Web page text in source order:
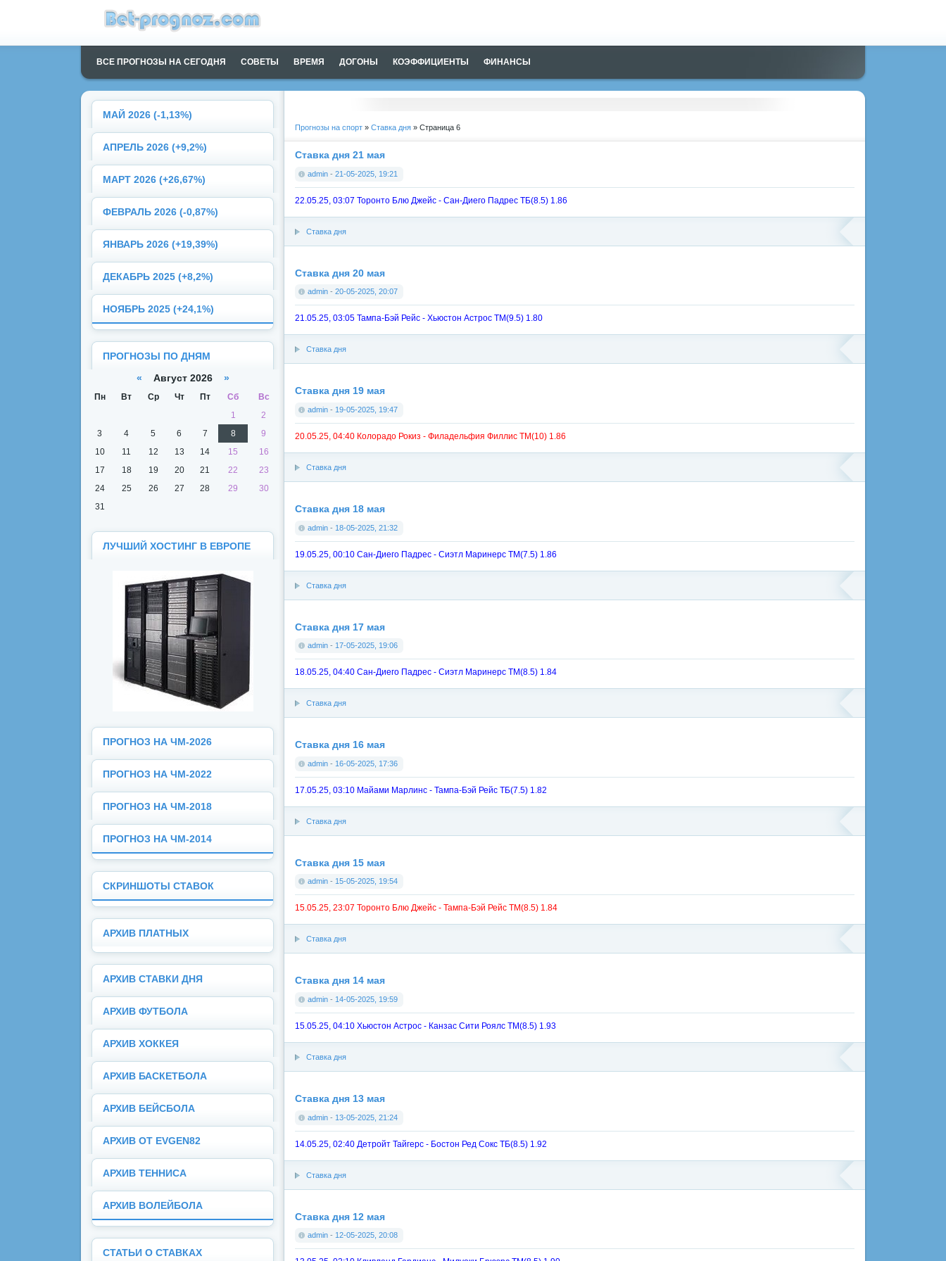
ВСЕ ПРОГНОЗЫ НА СЕГОДНЯ СОВЕТЫ ВРЕМЯ ДОГОНЫ КОЭФФИЦИЕНТЫ ФИНАНСЫ
Прогнозы на спорт » Ставка дня » Страница 6
Ставка дня 21 мая
admin - 21-05-2025, 19:21
22.05.25, 03:07 Торонто Блю Джейс - Сан-Диего Падрес ТБ(8.5) 1.86
Ставка дня
Ставка дня 20 мая
admin - 20-05-2025, 20:07
21.05.25, 03:05 Тампа-Бэй Рейс - Хьюстон Астрос ТМ(9.5) 1.80
Ставка дня
Ставка дня 19 мая
admin - 19-05-2025, 19:47
20.05.25, 04:40 Колорадо Рокиз - Филадельфия Филлис ТМ(10) 1.86
Ставка дня
Ставка дня 18 мая
admin - 18-05-2025, 21:32
19.05.25, 00:10 Сан-Диего Падрес - Сиэтл Маринерс ТМ(7.5) 1.86
Ставка дня
Ставка дня 17 мая
admin - 17-05-2025, 19:06
18.05.25, 04:40 Сан-Диего Падрес - Сиэтл Маринерс ТМ(8.5) 1.84
Ставка дня
Ставка дня 16 мая
admin - 16-05-2025, 17:36
17.05.25, 03:10 Майами Марлинс - Тампа-Бэй Рейс ТБ(7.5) 1.82
Ставка дня
Ставка дня 15 мая
admin - 15-05-2025, 19:54
15.05.25, 23:07 Торонто Блю Джейс - Тампа-Бэй Рейс ТМ(8.5) 1.84
Ставка дня
Ставка дня 14 мая
admin - 14-05-2025, 19:59
15.05.25, 04:10 Хьюстон Астрос - Канзас Сити Роялс ТМ(8.5) 1.93
Ставка дня
Ставка дня 13 мая
admin - 13-05-2025, 21:24
14.05.25, 02:40 Детройт Тайгерс - Бостон Ред Сокс ТБ(8.5) 1.92
Ставка дня
Ставка дня 12 мая
admin - 12-05-2025, 20:08
МАЙ 2026 (-1,13%)
АПРЕЛЬ 2026 (+9,2%)
МАРТ 2026 (+26,67%)
ФЕВРАЛЬ 2026 (-0,87%)
ЯНВАРЬ 2026 (+19,39%)
ДЕКАБРЬ 2025 (+8,2%)
НОЯБРЬ 2025 (+24,1%)
ПРОГНОЗЫ ПО ДНЯМ
« Август 2026 »
Пн Вт Ср Чт Пт Сб
Вс
1
2
3
4 5 6 7 8
9
10
11 12 13 14 15
16
17
18 19 20 21 22
23
24
25 26 27 28 29
30
31
ЛУЧШИЙ ХОСТИНГ В ЕВРОПЕ
ПРОГНОЗ НА ЧМ-2026
ПРОГНОЗ НА ЧМ-2022
ПРОГНОЗ НА ЧМ-2018
ПРОГНОЗ НА ЧМ-2014
СКРИНШОТЫ СТАВОК
АРХИВ ПЛАТНЫХ
АРХИВ СТАВКИ ДНЯ
АРХИВ ФУТБОЛА
АРХИВ ХОККЕЯ
АРХИВ БАСКЕТБОЛА
АРХИВ БЕЙСБОЛА
АРХИВ ОТ EVGEN82
АРХИВ ТЕННИСА
АРХИВ ВОЛЕЙБОЛА
СТАТЬИ О СТАВКАХ